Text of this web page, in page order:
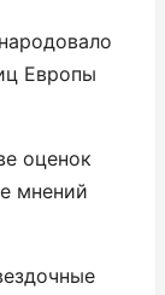
Европы
оценок
мнений